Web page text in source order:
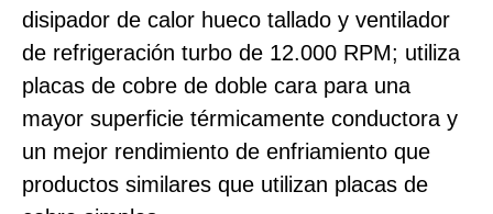
disipador de calor hueco tallado y ventilador
de refrigeración turbo de 12.000 RPM; utiliza
placas de cobre de doble cara para una
mayor superficie térmicamente conductora y
un mejor rendimiento de enfriamiento que
productos similares que utilizan placas de